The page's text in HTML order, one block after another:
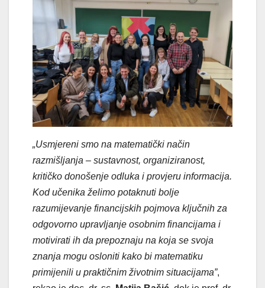
„Usmjereni smo na matematički način
razmišljanja – sustavnost, organiziranost,
kritičko donošenje odluka i provjeru informacija.
Kod učenika želimo potaknuti bolje
razumijevanje financijskih pojmova ključnih za
odgovorno upravljanje osobnim financijama i
motivirati ih da prepoznaju na koja se svoja
znanja mogu osloniti kako bi matematiku
primijenili u praktičnim životnim situacijama”,